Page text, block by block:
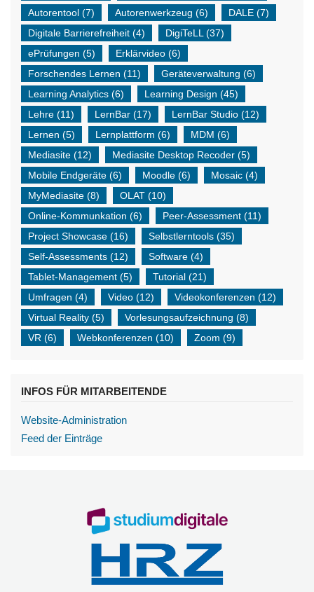
Autorentool (7) Autorenwerkzeug (6) DALE (7)
Digitale Barrierefreiheit (4) DigiTeLL (37)
ePrüfungen (5) Erklärvideo (6)
Forschendes Lernen (11) Geräteverwaltung (6)
Learning Analytics (6) Learning Design (45)
Lehre (11) LernBar (17) LernBar Studio (12)
Lernen (5) Lernplattform (6) MDM (6)
Mediasite (12) Mediasite Desktop Recoder (5)
Mobile Endgeräte (6) Moodle (6) Mosaic (4)
MyMediasite (8) OLAT (10)
Online-Kommunkation (6) Peer-Assessment (11)
Project Showcase (16) Selbstlerntools (35)
Self-Assessments (12) Software (4)
Tablet-Management (5) Tutorial (21)
Umfragen (4) Video (12) Videokonferenzen (12)
Virtual Reality (5) Vorlesungsaufzeichnung (8)
VR (6) Webkonferenzen (10) Zoom (9)
INFOS FÜR MITARBEITENDE
Website-Administration
Feed der Einträge